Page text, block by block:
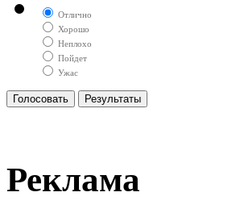
Отлично
Хорошо
Неплохо
Пойдет
Ужас
Реклама